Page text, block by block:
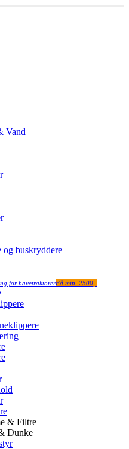
Vand
buskryddere
for havetraktorerFå min. 2500,-
& Filtre
Dunke